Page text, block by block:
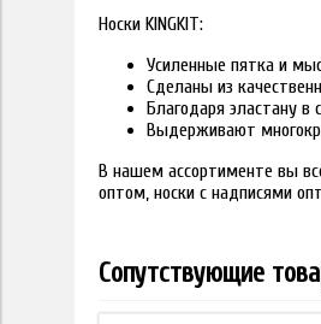
Носки KINGKIT:
Усиленные пятка и
Сделаны из
Благодаря эластану в
Выдерживают
В нашем ассортименте вы
оптом, носки с надписями
Сопутствующие